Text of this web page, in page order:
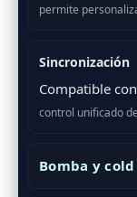
permite
Sincronización
Compatible
control unificado
Bomba y